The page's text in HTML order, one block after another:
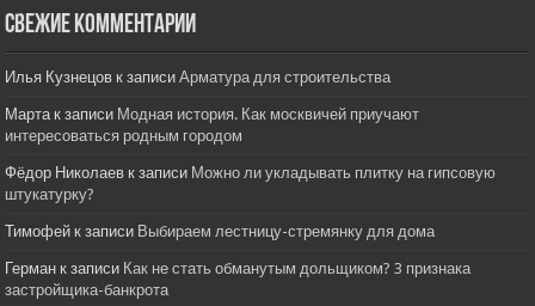
Свежие комментарии
Илья Кузнецов к записиАрматура для строительства
Марта к записи Модная история. Как москвичей приучают
интересоваться родным городом
Фёдор Николаев к записи Можно ли укладывать плитку на гипсовую
штукатурку?
Тимофей к записи Выбираем лестницу-стремянку для дома
Герман к записи Как не стать обманутым дольщиком? 3 признака
застройщика-банкрота